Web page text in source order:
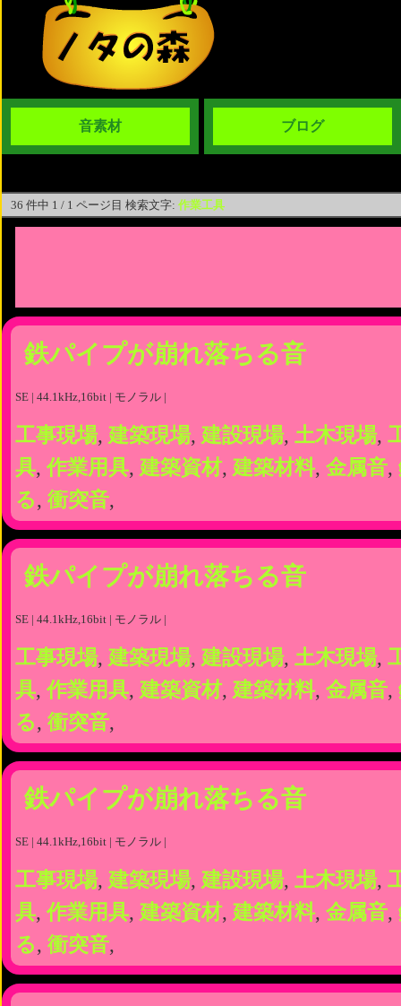
音素材 ブログ
36 件中 1 / 1 ページ目 検索文字: 作業工具
鉄パイプが崩れ落ちる音
SE | 44.1kHz,16bit | モノラル |
工事現場, 建築現場, 建設現場, 土木現場,
具, 作業用具, 建築資材, 建築材料, 金属音,
る, 衝突音,
鉄パイプが崩れ落ちる音
SE | 44.1kHz,16bit | モノラル |
工事現場, 建築現場, 建設現場, 土木現場,
具, 作業用具, 建築資材, 建築材料, 金属音,
る, 衝突音,
鉄パイプが崩れ落ちる音
SE | 44.1kHz,16bit | モノラル |
工事現場, 建築現場, 建設現場, 土木現場,
具, 作業用具, 建築資材, 建築材料, 金属音,
る, 衝突音,